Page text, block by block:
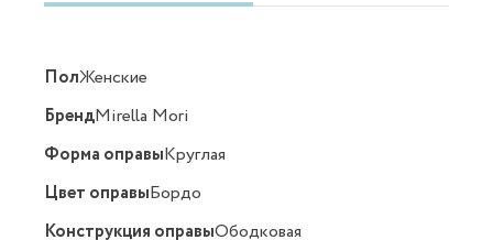
ПолЖенские
БрендMirella Mori
Форма оправыКруглая
Цвет оправыБордо
Конструкция оправыОбодковая